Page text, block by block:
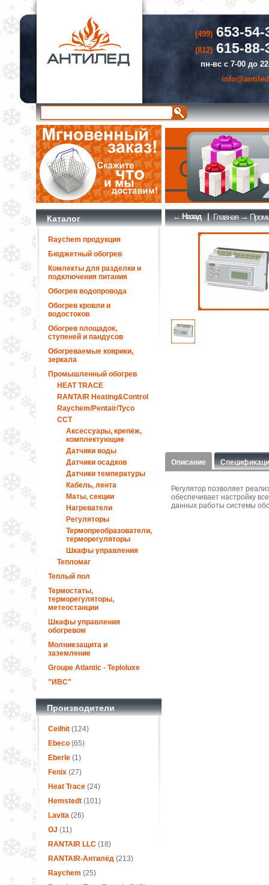
(499)653-54-
(812)615-88-
пн-вс с 7-00 до
Каталог
Raychem продукция
Бюджетный обогрев
Комлекты для разделки и
подключения питания
Обогрев водопровода
Обогрев кровли и
водостоков
Обогрев площадок,
ступеней и пандусов
Обогреваемые коврики,
зеркала
Промышленный обогрев
HEAT TRACE
RANTAIR Heating&Control
Raychem/Pentair/Tyco
ССТ
Аксессуары, крепёж,
комплектующие
Датчики воды
Датчики осадков
Датчики температуры
Кабель, лента
Маты, секции
Нагреватели
Регуляторы
Термопреобразователи,
терморегуляторы
Шкафы управления
Тепломаг
Теплый пол
Термостаты,
терморегуляторы,
метеостанции
Шкафы управления
обогревом
Молниезащита и
заземление
Groupe Atlantic - Teploluxe
"ИВС"
Производители
Ceilhit(124)
Ebeco(65)
Eberle(1)
Fenix(27)
Heat Trace(24)
Hemstedt(101)
Lavita(26)
OJ (11)
RANTAIR LLC(18)
RANTAIR-Антилёд(213)
Raychem (25)
← Назад | Главная→
Описание
Регулятор позволяет
обеспечивает настройку
данных работы системы